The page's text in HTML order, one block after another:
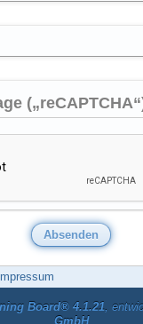
Impressum
Board® 4.1.21,
GmbH